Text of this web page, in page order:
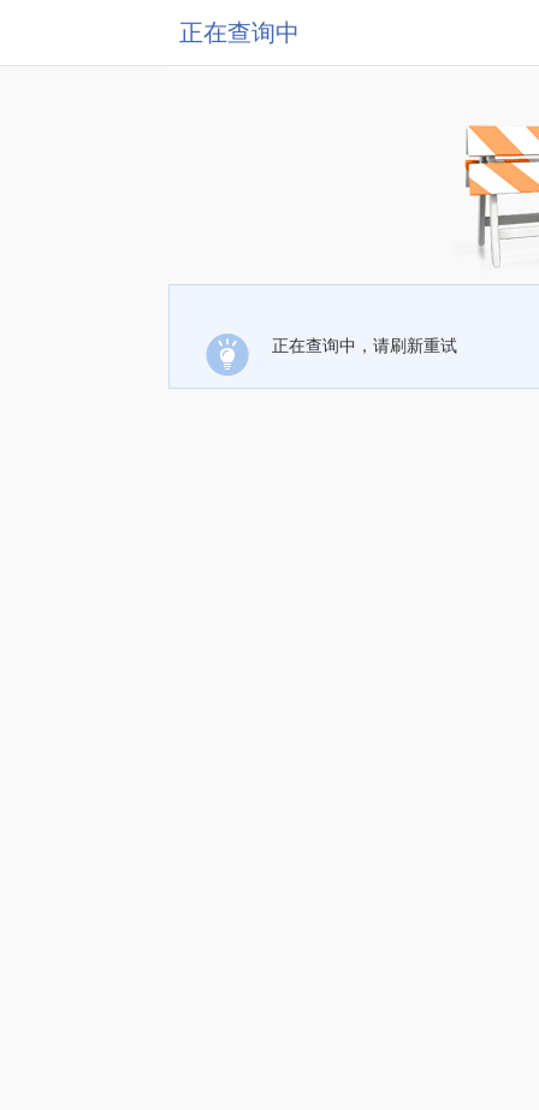
正在查询中
正在查询中，请刷新重试